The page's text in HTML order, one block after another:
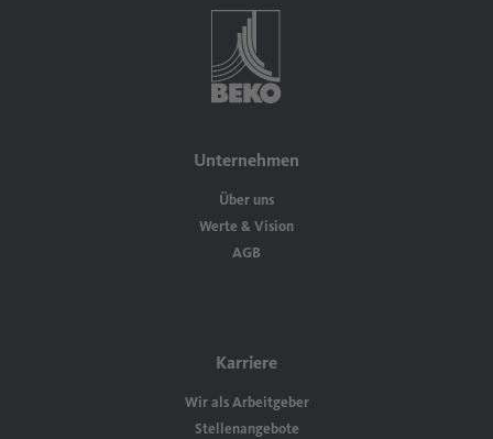
Unternehmen
Über uns
Werte & Vision
AGB
Karriere
Wir als Arbeitgeber
Stellenangebote